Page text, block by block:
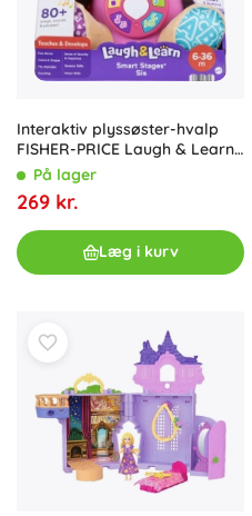
Interaktiv plyssøster-hvalp
FISHER-PRICE Laugh & Learn
Smart Stages, flersproget
På lager
269 kr.
Læg i kurv